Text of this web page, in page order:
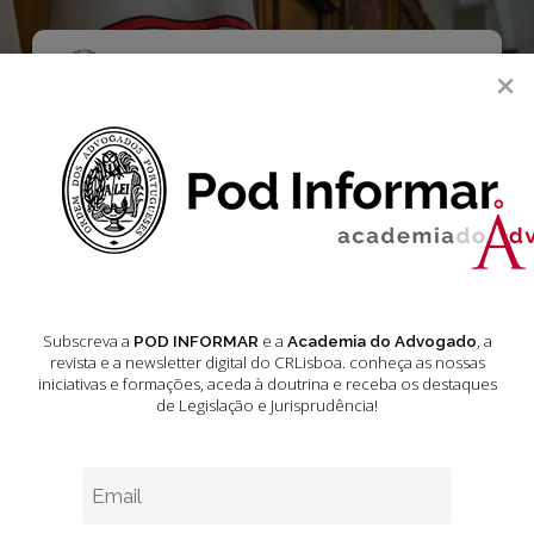
Skip
main
Menu
Jurisprudência –
Acórdãos do
Justiça da União
Europeia Outubro
×
Subscreva a POD INFORMARe a Academia do Advogado, a
revista e a newsletter digital do CRLisboa. conheça as nossas
iniciativas e formações, aceda à doutrina e receba os destaques
de Legislação e Jurisprudência!